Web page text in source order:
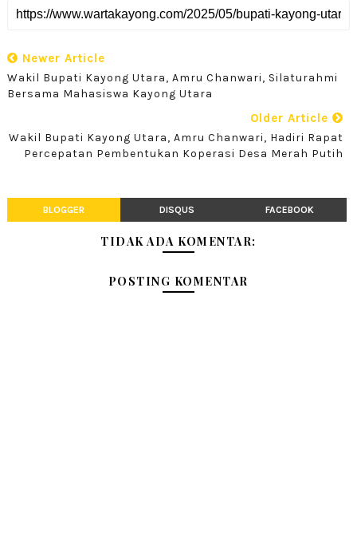
Newer Article
Wakil Bupati Kayong Utara, Amru Chanwari, Silaturahmi
Bersama Mahasiswa Kayong Utara
Older Article
Wakil Bupati Kayong Utara, Amru Chanwari, Hadiri Rapat
Percepatan Pembentukan Koperasi Desa Merah Putih
BLOGGER DISQUS FACEBOOK
TIDAK ADA KOMENTAR:
POSTING KOMENTAR